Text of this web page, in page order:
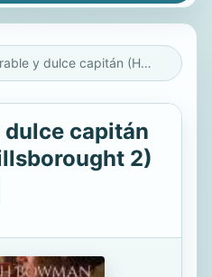
Mi adorable y dulce capitán (Hermanos Hillsborought 2)
capitán
2)